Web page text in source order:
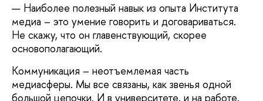
— Наиболее полезный навык из опыта Института
медиа – это умение говорить и договариваться.
Не скажу, что он главенствующий, скорее
основополагающий.
Коммуникация – неотъемлемая часть
медиасферы. Мы все связаны, как звенья одной
большой цепочки. И в университете, и на работе.